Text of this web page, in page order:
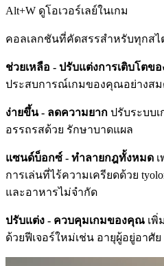
Alt+W ดูโอเวอร์เลย์ในเกม
คอลเลกชันที่คัดสรรสำหรับทุกสไ
ช่วยเหลือ - ปรับแต่งการเติบโตข
ประสบการณ์เกมของคุณอย่างสม
ง่ายขึ้น - ลดความยาก ปรับระบบเ
อรรถรสด้วย รักษาบาดแผล
แซนด์บ็อกซ์ - ทำลายกฎทั้งหมด
การเล่นที่ไร้ความเครียดด้วย
และอาหารไม่จำกัด
ปรับแต่ง - ควบคุมเกมของคุณ เพิ่
ด้วยฟีเจอร์ใหม่เช่น อายุผู้อยู่อาศัย